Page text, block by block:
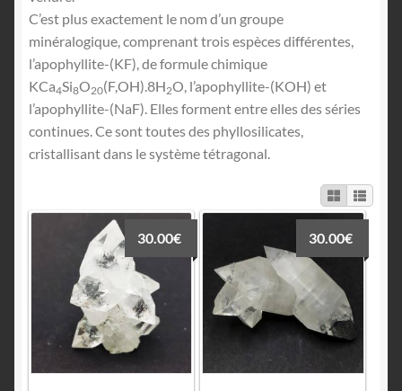
Français
English
Sites amis
C’est plus exactement le nom d’un groupe
minéralogique, comprenant trois espèces différentes,
l’apophyllite-(KF), de formule chimique
KCa4Si8O20(F,OH).8H2O, l’apophyllite-(KOH) et
l’apophyllite-(NaF). Elles forment entre elles des séries
continues. Ce sont toutes des phyllosilicates,
cristallisant dans le système tétragonal.
30.00€ 30.00€